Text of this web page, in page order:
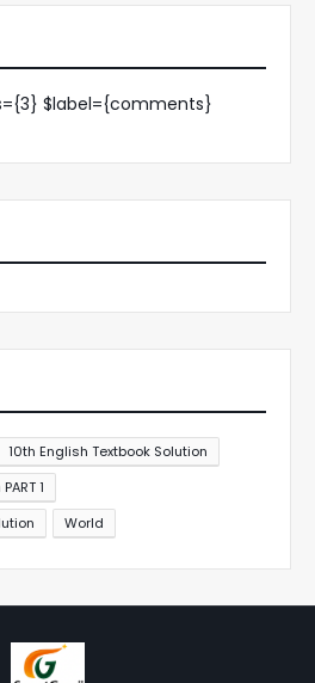
$label={comments}
10th English Textbook Solution
1
World